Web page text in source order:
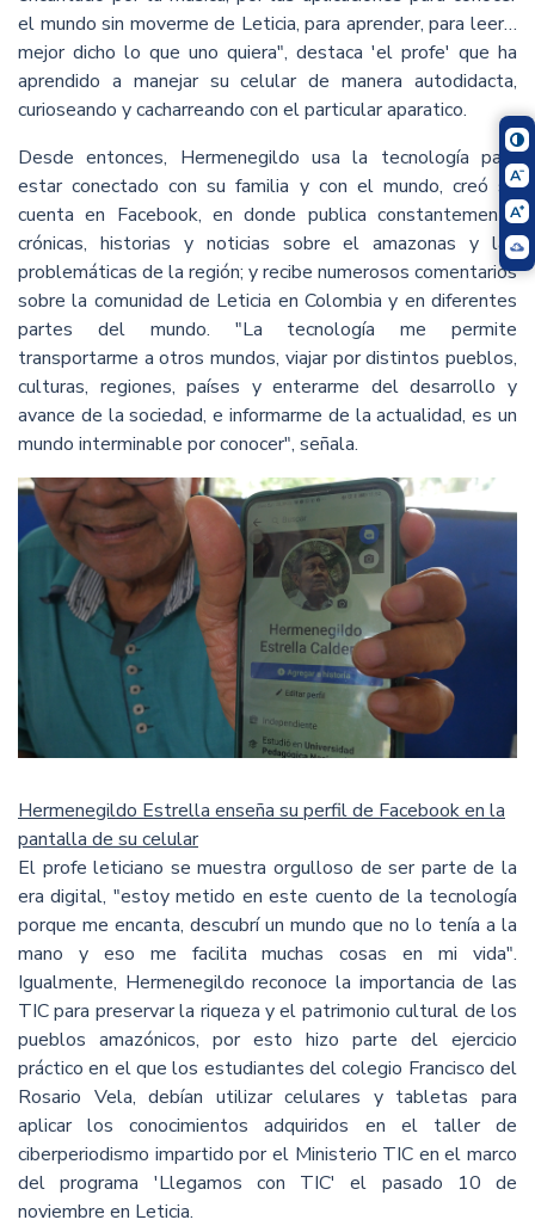
el mundo sin moverme de Leticia, para aprender, para leer…
mejor dicho lo que uno quiera", destaca 'el profe' que ha
aprendido a manejar su celular de manera autodidacta,
curioseando y cacharreando con el particular aparatico.
Desde entonces, Hermenegildo usa la tecnología para
estar conectado con su familia y con el mundo, creó su
cuenta en Facebook, en donde publica constantemente
crónicas, historias y noticias sobre el amazonas y las
problemáticas de la región; y recibe numerosos comentarios
sobre la comunidad de Leticia en Colombia y en diferentes
partes del mundo. "La tecnología me permite
transportarme a otros mundos, viajar por distintos pueblos,
culturas, regiones, países y enterarme del desarrollo y
avance de la sociedad, e informarme de la actualidad, es un
mundo interminable por conocer", señala.
Hermenegildo Estrella enseña su perfil de Facebook en la
pantalla de su celular
El profe leticiano se muestra orgulloso de ser parte de la
era digital, "estoy metido en este cuento de la tecnología
porque me encanta, descubrí un mundo que no lo tenía a la
mano y eso me facilita muchas cosas en mi vida".
Igualmente, Hermenegildo reconoce la importancia de las
TIC para preservar la riqueza y el patrimonio cultural de los
pueblos amazónicos, por esto hizo parte del ejercicio
práctico en el que los estudiantes del colegio Francisco del
Rosario Vela, debían utilizar celulares y tabletas para
aplicar los conocimientos adquiridos en el taller de
ciberperiodismo impartido por el Ministerio TIC en el marco
del programa 'Llegamos con TIC' el pasado 10 de
noviembre en Leticia.